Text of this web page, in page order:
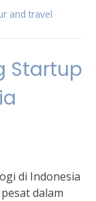
and travel
Startup
di Indonesia
dalam